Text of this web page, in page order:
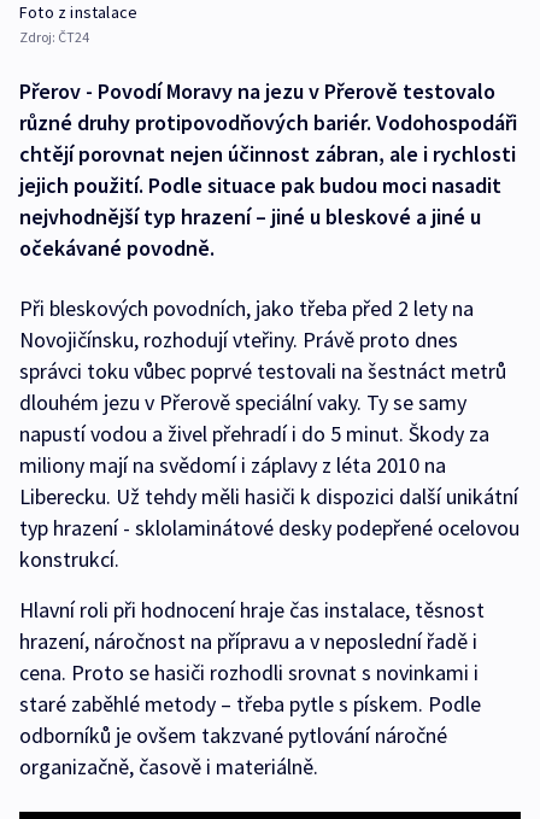
Foto z instalace
Zdroj: ČT24
Přerov - Povodí Moravy na jezu v Přerově testovalo
různé druhy protipovodňových bariér. Vodohospodáři
chtějí porovnat nejen účinnost zábran, ale i rychlosti
jejich použití. Podle situace pak budou moci nasadit
nejvhodnější typ hrazení – jiné u bleskové a jiné u
očekávané povodně.
Při bleskových povodních, jako třeba před 2 lety na
Novojičínsku, rozhodují vteřiny. Právě proto dnes
správci toku vůbec poprvé testovali na šestnáct metrů
dlouhém jezu v Přerově speciální vaky. Ty se samy
napustí vodou a živel přehradí i do 5 minut. Škody za
miliony mají na svědomí i záplavy z léta 2010 na
Liberecku. Už tehdy měli hasiči k dispozici další unikátní
typ hrazení - sklolaminátové desky podepřené ocelovou
konstrukcí.
Hlavní roli při hodnocení hraje čas instalace, těsnost
hrazení, náročnost na přípravu a v neposlední řadě i
cena. Proto se hasiči rozhodli srovnat s novinkami i
staré zaběhlé metody – třeba pytle s pískem. Podle
odborníků je ovšem takzvané pytlování náročné
organizačně, časově i materiálně.